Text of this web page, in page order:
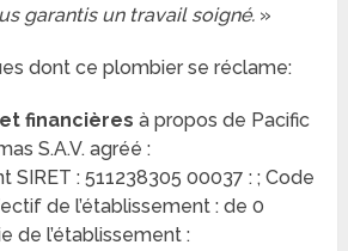
garantis un travail soigné. »
dont ce plombier se réclame:
financières à propos de Pacific
S.A.V. agréé :
SIRET : 511238305 00037 : ; Code
de l’établissement : de 0
de l’établissement :